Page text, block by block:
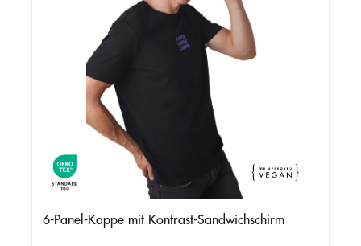
6-Panel-Kappe mit Kontrast-Sandwichschirm